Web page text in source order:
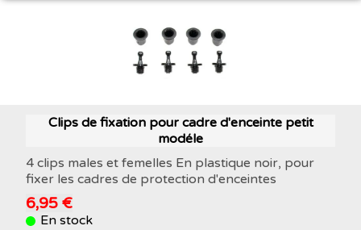
Clips de fixation pour cadre d'enceinte petit
modéle
4 clips males et femelles En plastique noir, pour
fixer les cadres de protection d'enceintes
6,95 €
En stock